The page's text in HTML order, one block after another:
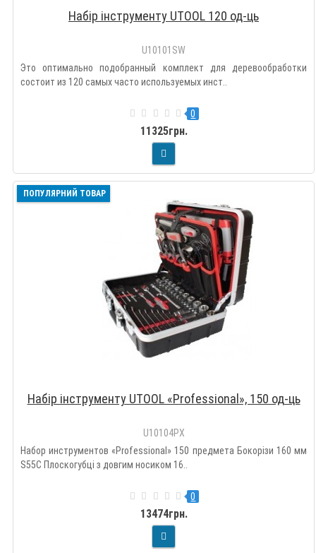
Набір інструменту UTOOL 120 од-ць
U10101SW
Это оптимально подобранный комплект для деревообработки
состоит из 120 самых часто используемых инст..
0
11325грн.
ПОПУЛЯРНИЙ ТОВАР
Набір інструменту UTOOL «Professional», 150 од-ць
U10104PX
Набор инструментов «Professional» 150 предмета Бокорізи 160 мм
S55C Плоскогубці з довгим носиком 16..
0
13474грн.